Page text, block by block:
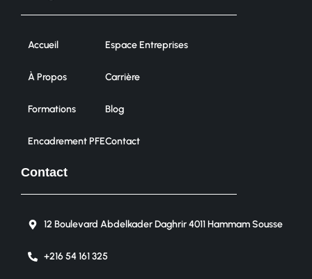
Accueil
À Propos
Formations
Encadrement PFE
Espace Entreprises
Carrière
Blog
Contact
Contact
12 Boulevard Abdelkader Daghrir 4011 Hammam Sousse
+216 54 161 325